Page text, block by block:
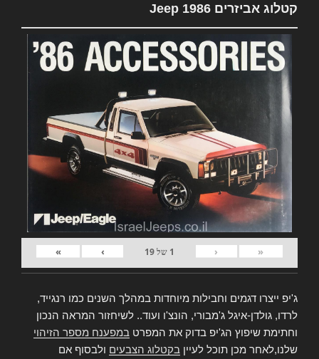
קטלוג אביזרים Jeep 1986
«
‹
1 של19
›
»
ג'יפ ייצרו דגמים וחבילות מיוחדות במהלך השנים כמו רנגייד,
לרדו, גולדן-איגל ג'מבורי, הונצ'ו ועוד.. לשיחזור המראה הנכון
וחתימת שיפוץ הג'יפ בדוק את המפרט במפענח מספר הזיהוי
שלנו,לאחר מכן תוכל לעיין בקטלוג הצבעים ולבסוף אם